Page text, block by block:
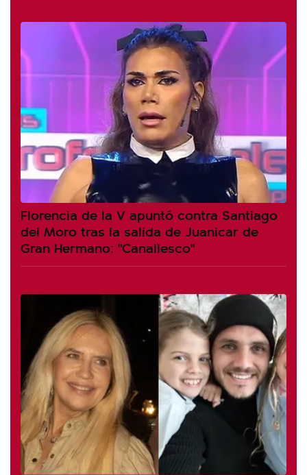
Florencia de la V apuntó contra Santiago
del Moro tras la salida de Juanicar de
Gran Hermano: "Canallesco"